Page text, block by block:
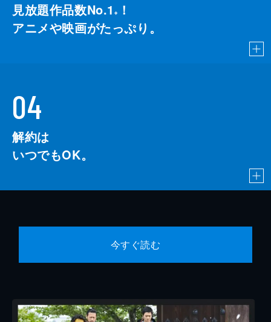
見放題作品数No.1 ※
！
アニメや映画がたっぷり。
04
解約は
いつでもOK。
今すぐ読む